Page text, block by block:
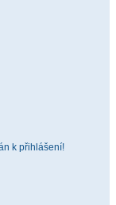
k přihlášení!